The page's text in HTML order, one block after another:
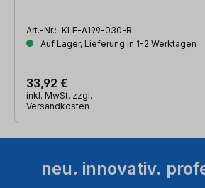
Art.-Nr.: KLE-A199-030-R
Auf Lager, Lieferung in 1-2 Werktagen
33,92 €
inkl. MwSt. zzgl.
Versandkosten
neu. innovativ.